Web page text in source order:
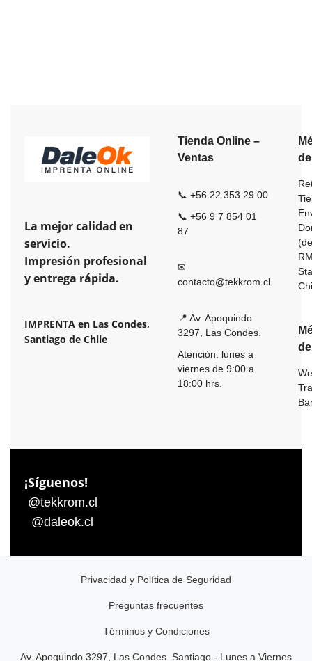
La mejor calidad en
servicio.
Impresión profesional
y entrega rápida.
IMPRENTA en Las Condes,
Santiago de Chile
Tienda Online –
Ventas
📞 +56 22 353 29 00
📞 +56 9 7 854 01
87
✉
contacto@tekkrom.cl
📍 Av. Apoquindo
3297, Las Condes.
Atención: lunes a
viernes de 9:00 a
18:00 hrs.
¡Síguenos!
@tekkrom.cl
@daleok.cl
Privacidad y Política de Seguridad
Preguntas frecuentes
Términos y Condiciones
Av. Apoquindo 3297, Las Condes. Santiago - Lunes a Viernes